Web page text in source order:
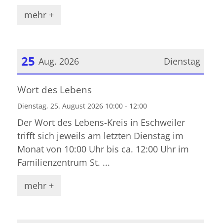
mehr +
Dienstag
25 Aug. 2026
Datum: 25. August 2026
Wort des Lebens
Dienstag, 25. August 2026 10:00 - 12:00
Der Wort des Lebens-Kreis in Eschweiler
trifft sich jeweils am letzten Dienstag im
Monat von 10:00 Uhr bis ca. 12:00 Uhr im
Familienzentrum St. ...
mehr +